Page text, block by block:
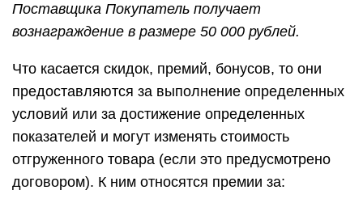
Поставщика Покупатель получает
вознаграждение в размере 50 000 рублей.
Что касается скидок, премий, бонусов, то они
предоставляются за выполнение определенных
условий или за достижение определенных
показателей и могут изменять стоимость
отгруженного товара (если это предусмотрено
договором). К ним относятся премии за: